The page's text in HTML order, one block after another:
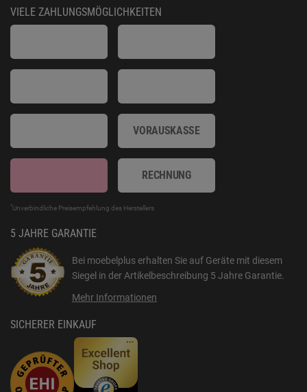
VIELE ZAHLUNGSMÖGLICHKEITEN
VORAUSKASSE
RECHNUNG
*Unverbindliche Preisempfehlung des Herstellers
5 JAHRE GARANTIE
Bei moebelplus erhalten Sie auf Geräte mit diesem
Siegel in der Artikelbeschreibung 5 Jahre Garantie.
Mehr Informationen
SICHERER EINKAUF